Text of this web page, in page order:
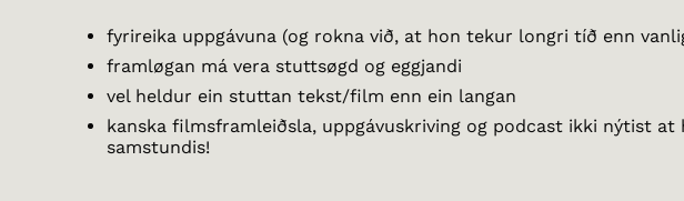
fyrireika uppgávuna (og rokna við, at hon tekur longri tíð enn
framløgan má vera stuttsøgd og eggjandi
vel heldur ein stuttan tekst/film enn ein langan
kanska filmsframleiðsla, uppgávuskriving og podcast ikki nýtist at
samstundis!